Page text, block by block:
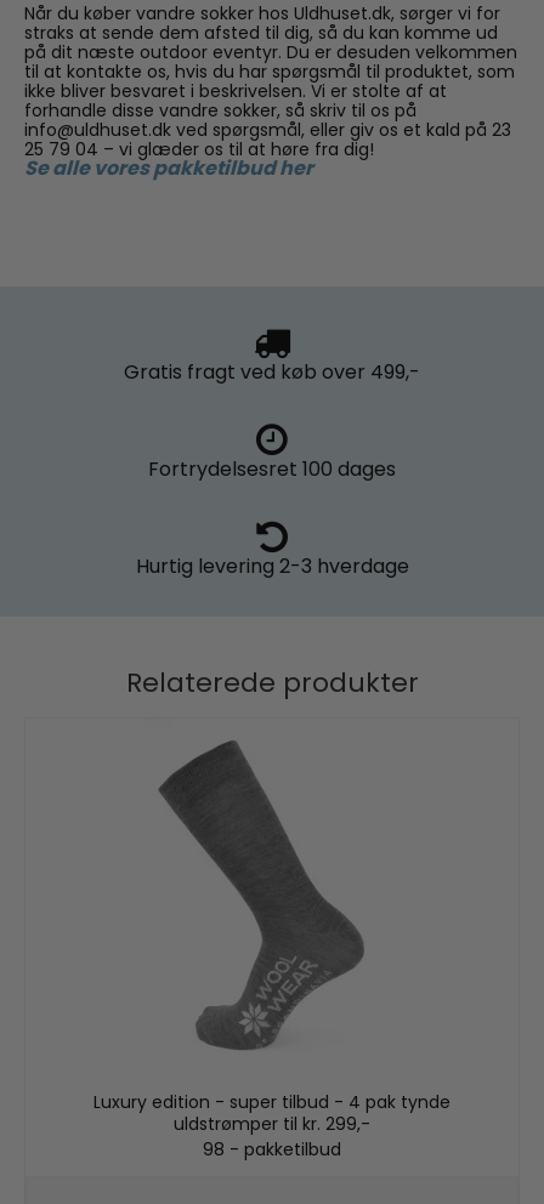
Når du køber vandre sokker hos Uldhuset.dk, sørger vi for
straks at sende dem afsted til dig, så du kan komme ud
på dit næste outdoor eventyr. Du er desuden velkommen
til at kontakte os, hvis du har spørgsmål til produktet, som
ikke bliver besvaret i beskrivelsen. Vi er stolte af at
forhandle disse vandre sokker, så skriv til os på
info@uldhuset.dk ved spørgsmål, eller giv os et kald på 23
25 79 04 – vi glæder os til at høre fra dig!
Se alle vores pakketilbud her
Gratis fragt ved køb over 499,-
Fortrydelsesret 100 dages
Hurtig levering 2-3 hverdage
Relaterede produkter
Luxury edition - super tilbud - 4 pak tynde
uldstrømper til kr. 299,-
98 - pakketilbud